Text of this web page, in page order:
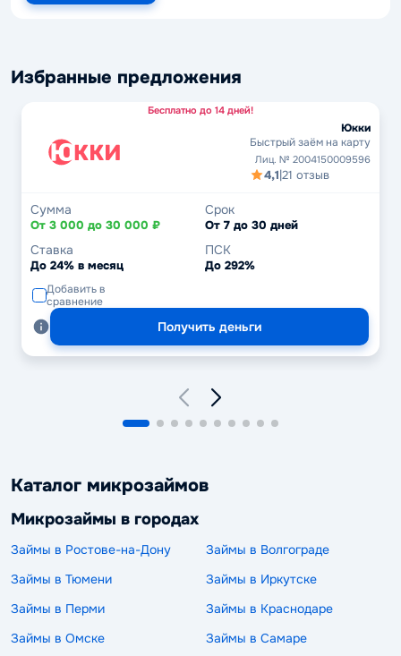
Избранные предложения
Бесплатно до 14 дней!
Юкки
Быстрый заём на карту
Лиц. № 2004150009596
4,1|21 отзыв
Сумма
От 3 000 до 30 000 ₽
Срок
От 7 до 30 дней
Ставка
До 24% в месяц
ПСК
До 292%
Добавить в
сравнение
Получить деньги
Каталог микрозаймов
Микрозаймы в городах
Займы в Ростове-на-Дону
Займы в Волгограде
Займы в Тюмени
Займы в Иркутске
Займы в Перми
Займы в Краснодаре
Займы в Омске
Займы в Самаре